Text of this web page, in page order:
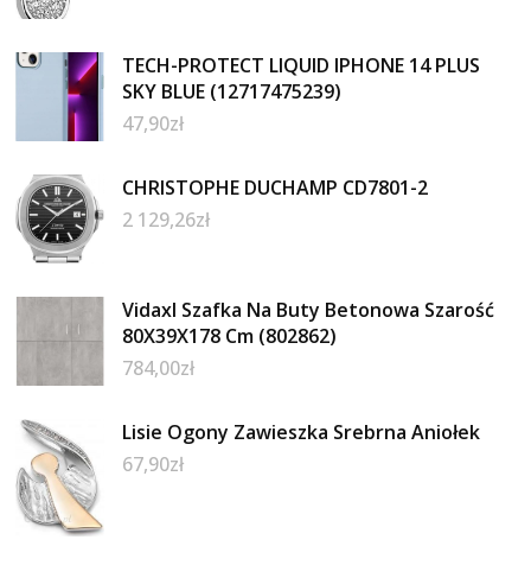
TECH-PROTECT LIQUID IPHONE 14 PLUS
SKY BLUE (12717475239)
47,90zł
CHRISTOPHE DUCHAMP CD7801-2
2 129,26zł
Vidaxl Szafka Na Buty Betonowa Szarość
80X39X178 Cm (802862)
784,00zł
Lisie Ogony Zawieszka Srebrna Aniołek
67,90zł